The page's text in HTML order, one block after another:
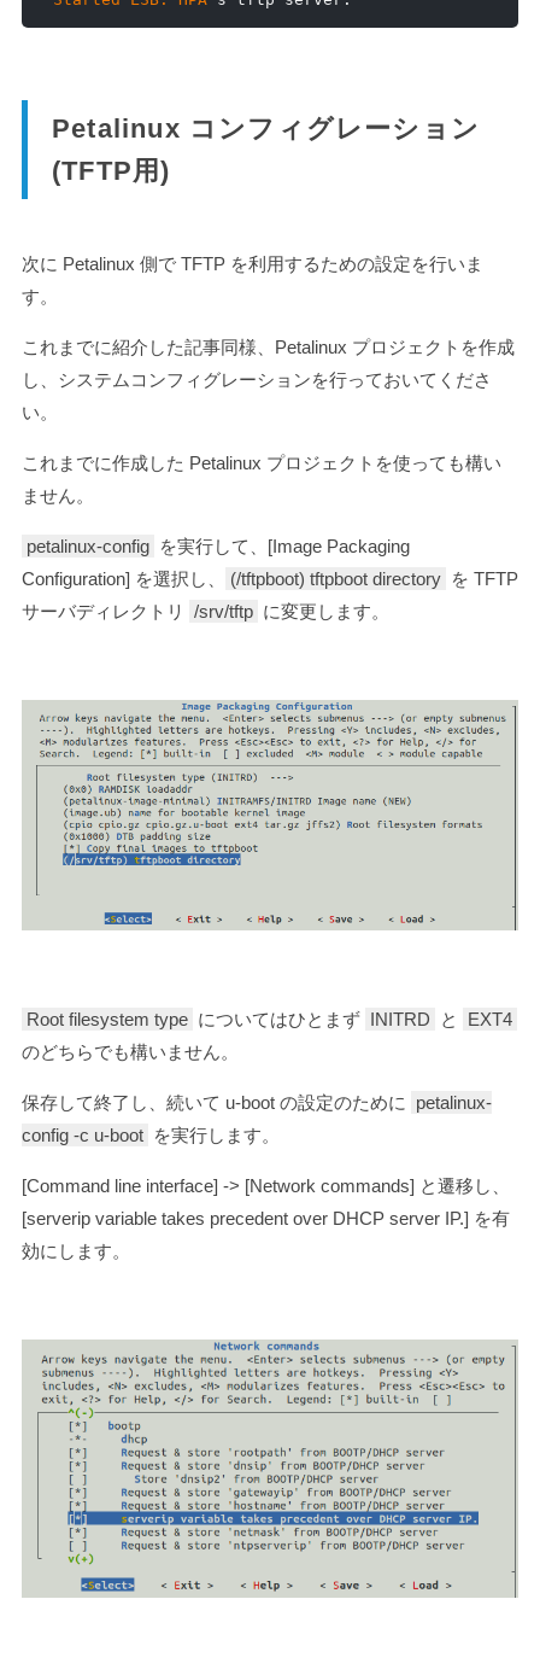
Petalinux コンフィグレーション
(TFTP用)
次に Petalinux 側で TFTP を利用するための設定を行いま
す。
これまでに紹介した記事同様、Petalinux プロジェクトを作成
し、システムコンフィグレーションを行っておいてくださ
い。
これまでに作成した Petalinux プロジェクトを使っても構い
ません。
petalinux-config を実行して、[Image Packaging
Configuration] を選択し、
(/tftpboot) tftpboot directory を TFTP
サーバディレクトリ
/srv/tftp に変更します。
Root filesystem type についてはひとまず INITRD と
EXT4
のどちらでも構いません。
保存して終了し、続いて u-boot の設定のために
petalinux-
config -c u-boot を実行します。
[Command line interface] -> [Network commands] と遷移し、
[serverip variable takes precedent over DHCP server IP.] を有
効にします。